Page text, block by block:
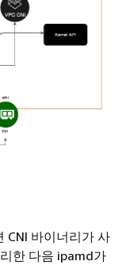
CNI 바이너리가 사
한 다음 ipamd가